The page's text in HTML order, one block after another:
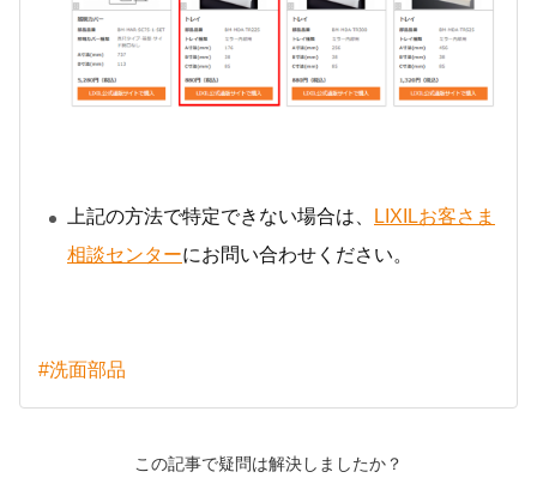
上記の方法で特定できない場合は、
LIXILお客さま
相談センターにお問い合わせください。
#洗面部品
この記事で疑問は解決しましたか？